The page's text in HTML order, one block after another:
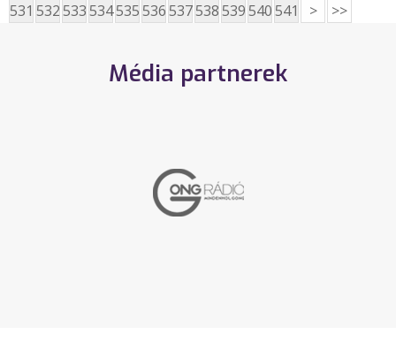
531 532533534535536537538539540541 > >>
Média partnerek